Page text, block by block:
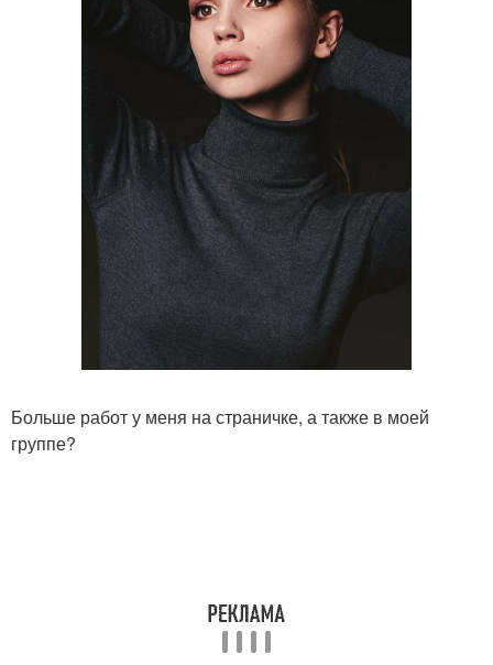
Больше работ у меня на страничке, а также в моей
группе?